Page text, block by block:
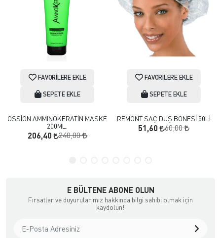
FAVORILERE EKLE
SEPETE EKLE
OSSİON AMMINOKERATİN MASKE
200ML.
206,40 240,00
FAVORILERE EKLE
SEPETE EKLE
REMONT SAÇ DUŞ BONESİ 50Lİ
51,60 60,00
E BÜLTENE ABONE OLUN
Fırsatlar ve duyurularımız hakkında bilgi sahibi olmak için
kaydolun!